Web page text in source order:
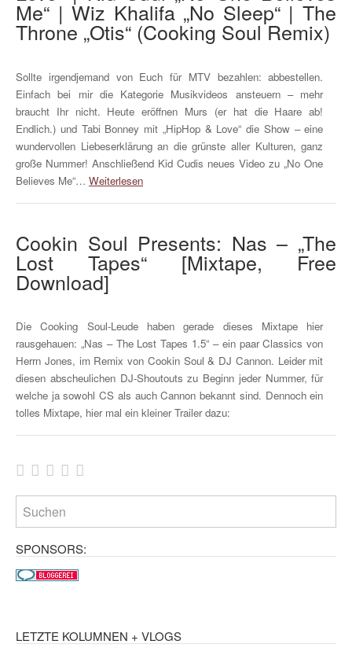
Me“ | Wiz Khalifa „No Sleep“ | The
Throne „Otis“ (Cooking Soul Remix)
Sollte irgendjemand von Euch für MTV bezahlen: abbestellen.
Einfach bei mir die Kategorie Musikvideos ansteuern – mehr
braucht Ihr nicht. Heute eröffnen Murs (er hat die Haare ab!
Endlich.) und Tabi Bonney mit „HipHop & Love“ die Show – eine
wundervollen Liebeserklärung an die grünste aller Kulturen, ganz
große Nummer! Anschließend Kid Cudis neues Video zu „No One
Believes Me“… Weiterlesen
Cookin Soul Presents: Nas – „The
Lost Tapes“ [Mixtape, Free
Download]
Die Cooking Soul-Leude haben gerade dieses Mixtape hier
rausgehauen: „Nas – The Lost Tapes 1.5“ – ein paar Classics von
Herrn Jones, im Remix von Cookin Soul & DJ Cannon. Leider mit
diesen abscheulichen DJ-Shoutouts zu Beginn jeder Nummer, für
welche ja sowohl CS als auch Cannon bekannt sind. Dennoch ein
tolles Mixtape, hier mal ein kleiner Trailer dazu:
SPONSORS:
LETZTE KOLUMNEN + VLOGS